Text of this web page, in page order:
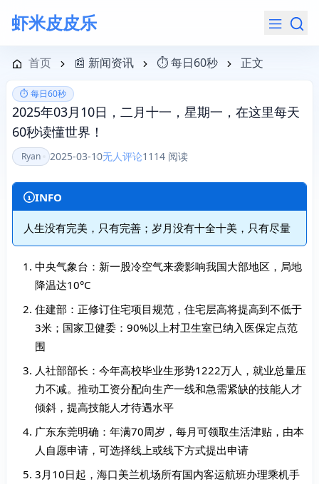
虾米皮皮乐
航菜单
首页 📰 新闻资讯 ⏱️ 每日60秒 正文
⏱️ 每日60秒
2025年03月10日，二月十一，星期一，在这里每天
60秒读懂世界！
Ryan 2025-03-10无人评论1114 阅读
INFO
人生没有完美，只有完善；岁月没有十全十美，只有尽量
中央气象台：新一股冷空气来袭影响我国大部地区，局地
降温达10°C
住建部：正修订住宅项目规范，住宅层高将提高到不低于
3米；国家卫健委：90%以上村卫生室已纳入医保定点范
围
人社部部长：今年高校毕业生形势1222万人，就业总量压
力不减。推动工资分配向生产一线和急需紧缺的技能人才
倾斜，提高技能人才待遇水平
广东东莞明确：年满70周岁，每月可领取生活津贴，由本
人自愿申请，可选择线上或线下方式提出申请
3月10日起，海口美兰机场所有国内客运航班办理乘机手